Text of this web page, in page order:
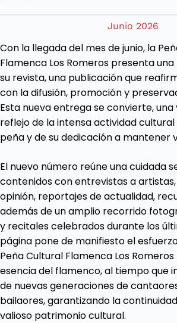
Junio 2026
Con la llegada del mes de junio, la
Flamenca Los Romeros presenta
su revista, una publicación que
con la difusión, promoción y
Esta nueva entrega se convierte, una
reflejo de la intensa actividad
peña y de su dedicación a mantener
El nuevo número reúne una cuidada
contenidos con entrevistas a
opinión, reportajes de actualidad,
además de un amplio recorrido
y recitales celebrados durante los
página pone de manifiesto el
Peña Cultural Flamenca Los
esencia del flamenco, al tiempo que
de nuevas generaciones de
bailaores, garantizando la
valioso patrimonio cultural.